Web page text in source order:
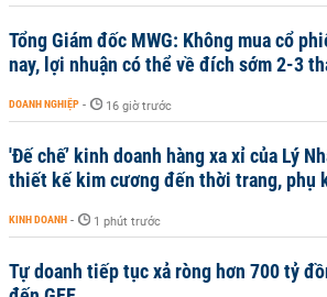
Tổng Giám đốc MWG: Không mua cổ
nay, lợi nhuận có thể về đích sớm 2-3
DOANH NGHIỆP - 16 giờ trước
'Đế chế’ kinh doanh hàng xa xỉ của Lý
thiết kế kim cương đến thời trang, phụ
KINH DOANH - 1 phút trước
Tự doanh tiếp tục xả ròng hơn 700 tỷ